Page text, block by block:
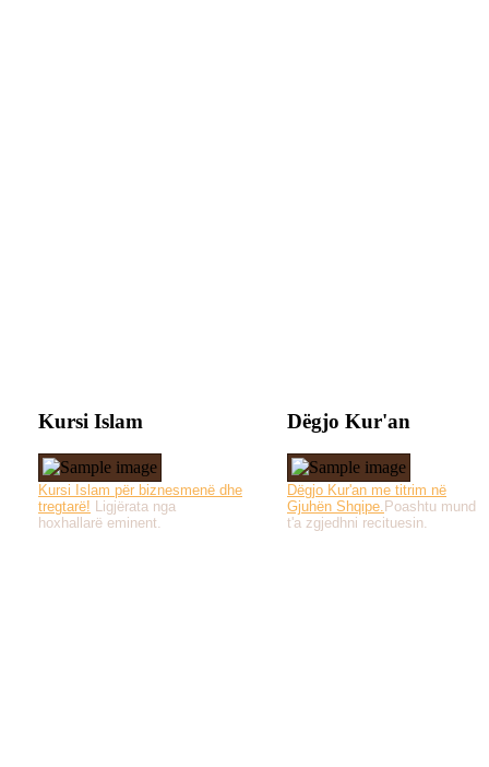
Kursi Islam
Kursi Islam për biznesmenë dhe
tregtarë! Ligjërata nga
hoxhallarë eminent.
Dëgjo Kur'an
Dëgjo Kur'an me titrim në
Gjuhën Shqipe. Poashtu mund
t'a zgjedhni recituesin.